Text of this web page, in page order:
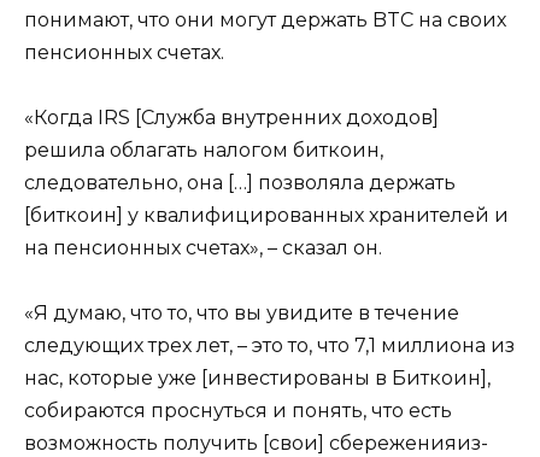
понимают, что они могут держать BTC на своих
пенсионных счетах.
«Когда IRS [Служба внутренних доходов]
решила облагать налогом биткоин,
следовательно, она […] позволяла держать
[биткоин] у квалифицированных хранителей и
на пенсионных счетах», – сказал он.
«Я думаю, что то, что вы увидите в течение
следующих трех лет, – это то, что 7,1 миллиона из
нас, которые уже [инвестированы в Биткоин],
собираются проснуться и понять, что есть
возможность получить [свои] сбереженияиз-